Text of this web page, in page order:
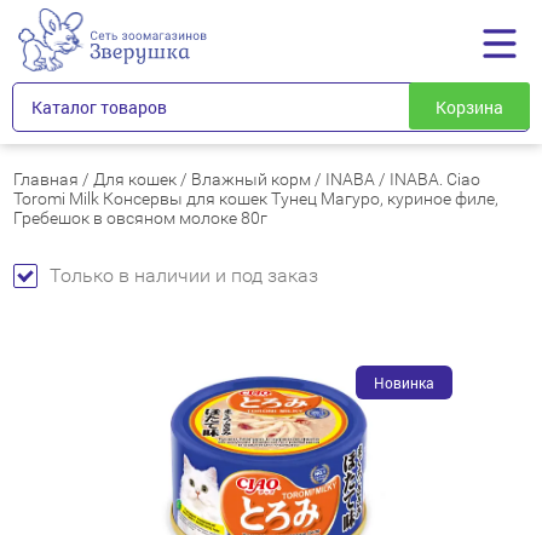
Каталог товаров Корзина
Главная / Для кошек / Влажный корм / INABA / INABA. Ciao
Toromi Milk Консервы для кошек Тунец Магуро, куриное филе,
Гребешок в овсяном молоке 80г
Только в наличии и под заказ
Новинка